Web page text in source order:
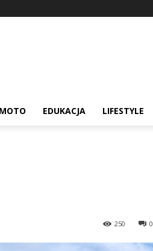
MOTO EDUKACJA LIFESTYLE
0
250